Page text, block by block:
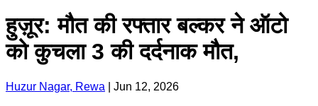
हुज़ूर: मौत की रफ्तार बल्कर ने ऑटो
को कुचला 3 की दर्दनाक मौत,
Huzur Nagar, Rewa Jun 12, 2026